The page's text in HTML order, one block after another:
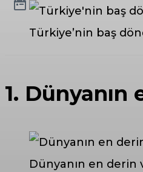
Türkiye’nin baş
1.
Dünyanın en derin